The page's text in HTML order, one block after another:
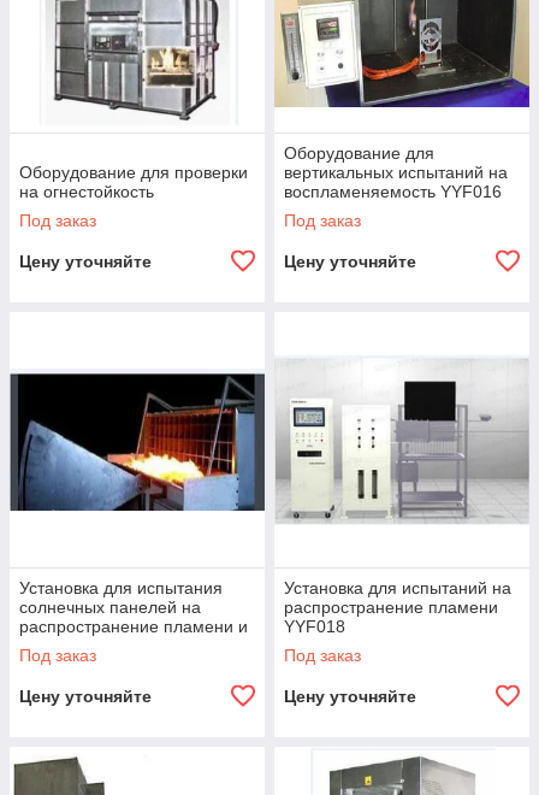
Оборудование для проверки
на огнестойкость
Под заказ
Цену уточняйте
Оборудование для
вертикальных испытаний на
воспламеняемость YYF016
Под заказ
Цену уточняйте
Установка для испытания
солнечных панелей на
распространение пламени и
горение тлеющих
материалов YYF017
Под заказ
Цену уточняйте
Установка для испытаний на
распространение пламени
YYF018
Под заказ
Цену уточняйте